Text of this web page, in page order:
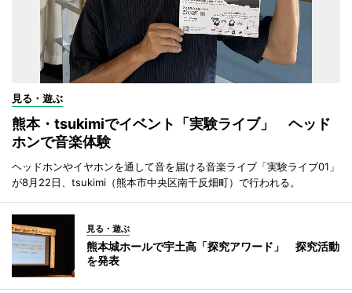
見る・遊ぶ
熊本・tsukimiでイベント「実験ライブ」 ヘッド
ホンで音楽体験
ヘッドホンやイヤホンを通して音を届ける音楽ライブ「実験ライブ01」
が8月22日、tsukimi（熊本市中央区南千反畑町）で行われる。
見る・遊ぶ
熊本城ホールで宇土高「探究アワード」 探究活動
を発表